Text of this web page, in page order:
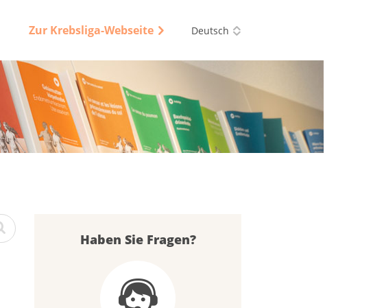
Zur Krebsliga-Webseite Deutsch
Haben Sie Fragen?